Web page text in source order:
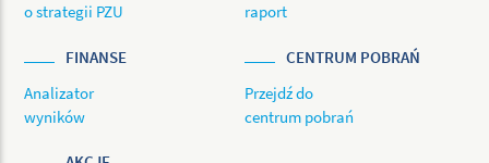
o strategii PZU
raport
FINANSE
Analizator
wyników
CENTRUM POBRAŃ
Przejdź do
centrum pobrań